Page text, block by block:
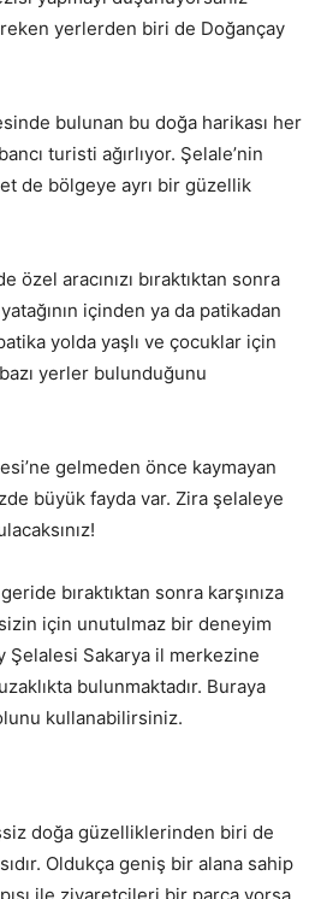
yerlerden biri de Doğançay
bulunan bu doğa harikası her
turisti ağırlıyor. Şelale’nin
de bölgeye ayrı bir güzellik
özel aracınızı bıraktıktan sonra
içinden ya da patikadan
yolda yaşlı ve çocuklar için
yerler bulunduğunu
gelmeden önce kaymayan
büyük fayda var. Zira şelaleye
bıraktıktan sonra karşınıza
için unutulmaz bir deneyim
Şelalesi Sakarya il merkezine
bulunmaktadır. Buraya
kullanabilirsiniz.
doğa güzelliklerinden biri de
Oldukça geniş bir alana sahip